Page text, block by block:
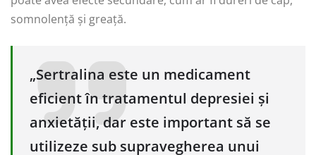
somnolență și greață.
„Sertralina este un medicament
eficient în tratamentul depresiei și
anxietății, dar este important să se
utilizeze sub supravegherea unui